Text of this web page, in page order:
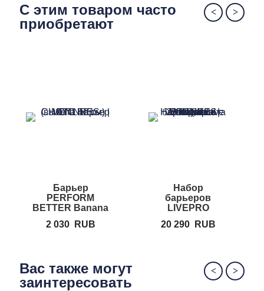
С этим товаром часто
приобретают
Барьер
PERFORM
BETTER Banana
2 030 RUB
Набор
барьеров
LIVEPRO
Endurance
20 290 RUB
Вас также могут
заинтересовать